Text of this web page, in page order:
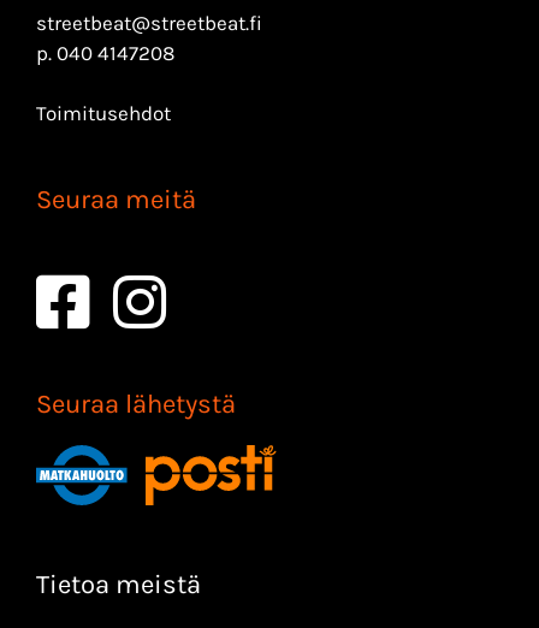
streetbeat@streetbeat.fi
p. 040 4147208
Toimitusehdot
Seuraa meitä
Seuraa lähetystä
Tietoa meistä